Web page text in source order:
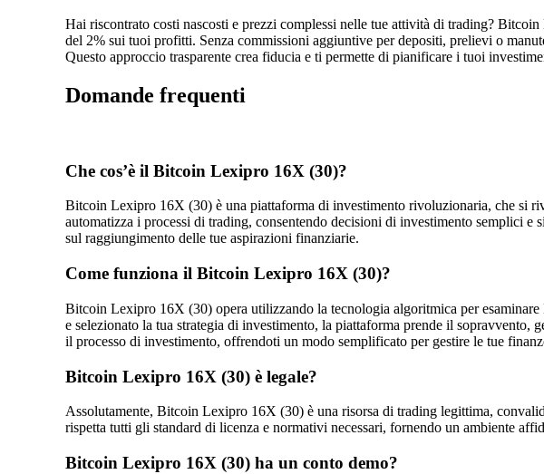
Hai riscontrato costi nascosti e prezzi complessi nelle tue attività di trading?
del 2% sui tuoi profitti. Senza commissioni aggiuntive per depositi, prelievi o
Questo approccio trasparente crea fiducia e ti permette di pianificare i tuoi
Domande frequenti
Che cos’è il Bitcoin Lexipro 16X (30)?
Bitcoin Lexipro 16X (30) è una piattaforma di investimento rivoluzionaria, che si
automatizza i processi di trading, consentendo decisioni di investimento semplici
sul raggiungimento delle tue aspirazioni finanziarie.
Come funziona il Bitcoin Lexipro 16X (30)?
Bitcoin Lexipro 16X (30) opera utilizzando la tecnologia algoritmica per
e selezionato la tua strategia di investimento, la piattaforma prende il
il processo di investimento, offrendoti un modo semplificato per gestire le tue
Bitcoin Lexipro 16X (30) è legale?
Assolutamente, Bitcoin Lexipro 16X (30) è una risorsa di trading legittima,
rispetta tutti gli standard di licenza e normativi necessari, fornendo un ambiente
Bitcoin Lexipro 16X (30) ha un conto demo?